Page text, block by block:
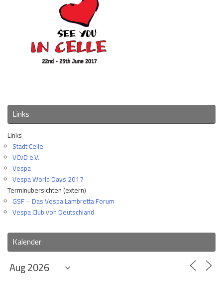
Links
Links
Stadt Celle
VCvD e.V.
Vespa
Vespa World Days 2017
Terminübersichten (extern)
GSF – Das Vespa Lambretta Forum
Vespa Club von Deutschland
Kalender